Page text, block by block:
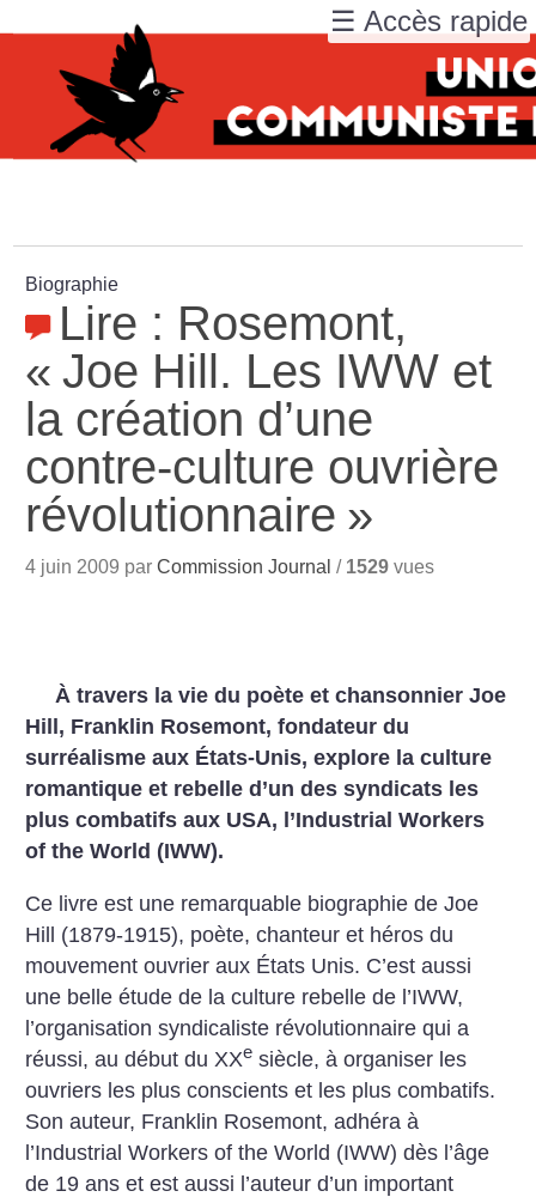
Biographie
Lire : Rosemont,
« Joe Hill. Les IWW et
la création d’une
contre-culture ouvrière
révolutionnaire »
4 juin 2009 parCommission Journal / 1529 vues
À travers la vie du poète et chansonnier Joe
Hill, Franklin Rosemont, fondateur du
surréalisme aux États-Unis, explore la culture
romantique et rebelle d’un des syndicats les
plus combatifs aux USA, l’Industrial Workers
of the World (IWW).
Ce livre est une remarquable biographie de Joe
Hill (1879-1915), poète, chanteur et héros du
mouvement ouvrier aux États Unis. C’est aussi
une belle étude de la culture rebelle de l’IWW,
l’organisation syndicaliste révolutionnaire qui a
réussi, au début du XXe siècle, à organiser les
ouvriers les plus conscients et les plus combatifs.
Son auteur, Franklin Rosemont, adhéra à
l’Industrial Workers of the World (IWW) dès l’âge
de 19 ans et est aussi l’auteur d’un important
☰ Accès rapide